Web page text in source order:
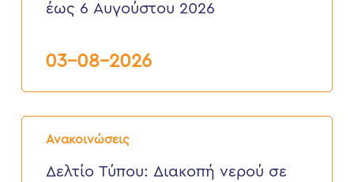
περιοχή
Σούδας,
έως
2026
έως 6 Αυγούστου 2026
03-08-2026
Ανακοινώσεις
Δελτίο
Τύπου:
νερούΔελτίο Τύπου: Διακοπή νερού σε